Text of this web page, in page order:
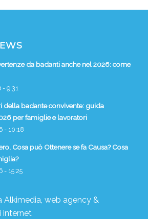
da badanti anche nel 2026: come
- 9:31
della badante convivente: guida
per famiglie e lavoratori
- 10:18
Cosa può Ottenere se fa Causa? Cosa
- 15:25
Alkimedia, web agency&
internet